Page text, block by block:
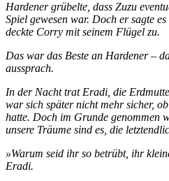
Hardener grübelte, dass Zuzu
Spiel gewesen war. Doch er sagte
deckte Corry mit seinem Flügel zu.
Das war das Beste an Hardener –
aussprach.
In der Nacht trat Eradi, die
war sich später nicht mehr sicher,
hatte. Doch im Grunde genommen
unsere Träume sind es, die
»Warum seid ihr so betrübt, ihr
Eradi.